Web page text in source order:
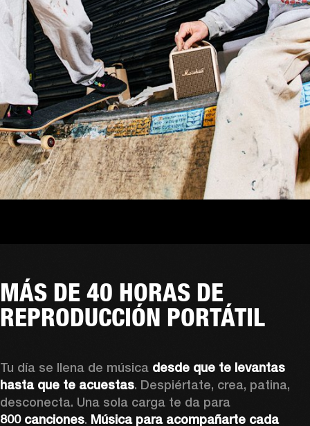
MÁS DE 40 HORAS DE
REPRODUCCIÓN PORTÁTIL
Tu día se llena de música desde que te levantas
hasta que te acuestas. Despiértate, crea, patina,
800 canciones. Música para acompañarte cada